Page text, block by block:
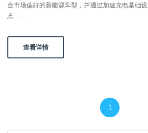
合市场偏好的新能源车型，并通过加速充电基础
态……
查看详情
1